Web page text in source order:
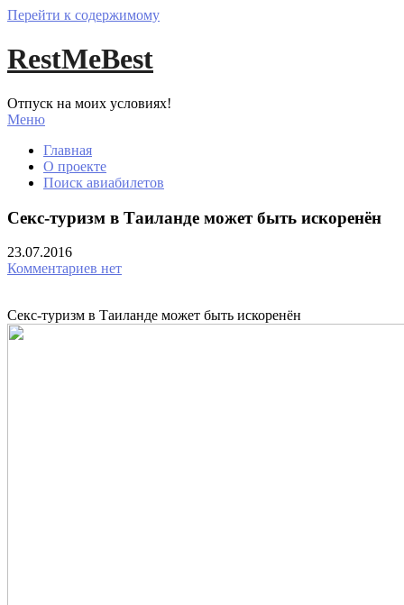
Перейти к содержимому
RestMeBest
Отпуск на моих условиях!
Меню
Главная
О проекте
Поиск авиабилетов
Секс-туризм в Таиланде может быть искоренён
23.07.2016
Комментариев нет
Секс-туризм в Таиланде может быть искоренён